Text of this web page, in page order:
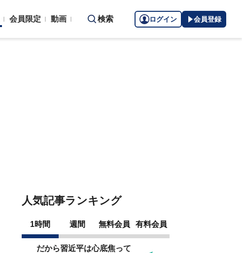
会員限定 動画 検索 ログイン 会員登録
人気記事ランキング
1時間 週間 無料会員 有料会員
だから習近平は心底焦って